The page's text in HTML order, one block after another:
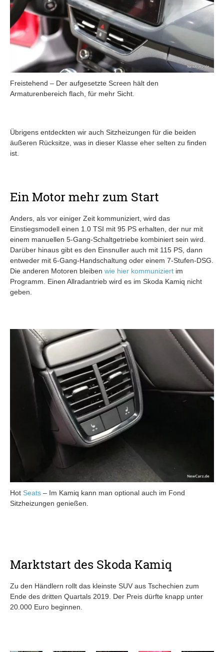
Freistehend – Der aufgesetzte Screen hält den
Armaturenbereich flach, für mehr Sicht.
Übrigens entdeckten wir auch Sitzheizungen für die beiden
äußeren Rücksitze, was in dieser Klasse eher selten zu finden
ist.
Ein Motor mehr zum Start
Anders, als vor einiger Zeit kommuniziert, wird das
Einstiegsmodell einen 1.0 TSI mit 95 PS erhalten, der nur mit
einem manuellen 5-Gang-Schaltgetriebe kombiniert sein wird.
Darüber hinaus gibt es den Einsnuller auch mit 115 PS, dann
entweder mit 6-Gang-Handschaltung oder einem 7-Stufen-DSG.
Die anderen Motoren bleiben wie hier kommuniziert im
Programm. Einen Allradantrieb wird es im Skoda Kamiq nicht
geben.
Hot Seats – Im Kamiq kann man optional auch im Fond
Sitzheizungen genießen.
Marktstart des Skoda Kamiq
Zu den Händlern rollt das kleinste SUV aus Tschechien zum
Ende des dritten Quartals 2019. Der Preis dürfte knapp unter
20.000 Euro beginnen.